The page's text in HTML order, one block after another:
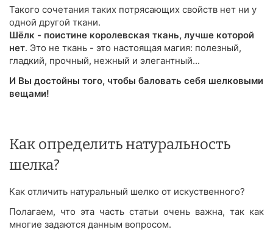
Такого сочетания таких потрясающих свойств нет ни у
одной другой ткани.
Шёлк - поистине королевская ткань, лучше которой
нет. Это не ткань - это настоящая магия: полезный,
гладкий, прочный, нежный и элегантный...
И Вы достойны того, чтобы баловать себя шелковыми
вещами!
Как определить натуральность
шелка?
Как отличить натуральный шелко от искуственного?
Полагаем, что эта часть статьи очень важна, так как
многие задаются данным вопросом.